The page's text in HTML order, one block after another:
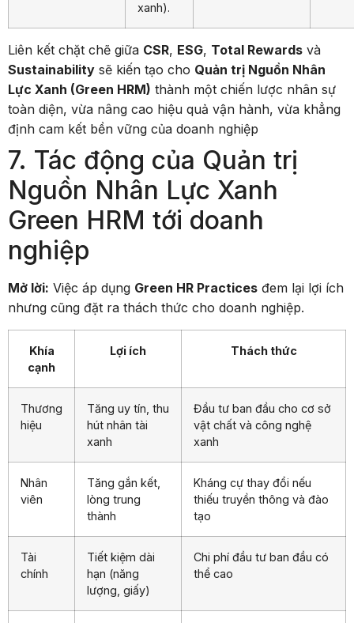
xanh).
Liên kết chặt chẽ giữa CSR, ESG, Total Rewards và
Sustainability sẽ kiến tạo cho Quản trị Nguồn Nhân
Lực Xanh (Green HRM) thành một chiến lược nhân sự
toàn diện, vừa nâng cao hiệu quả vận hành, vừa khẳng
định cam kết bền vững của doanh nghiệp
7. Tác động của Quản trị
Nguồn Nhân Lực Xanh
Green HRM tới doanh
nghiệp
Mở lời: Việc áp dụng Green HR Practices đem lại lợi ích
nhưng cũng đặt ra thách thức cho doanh nghiệp.
Khía
cạnh
Lợi ích Thách thức
Thương
hiệu
Tăng uy tín, thu
hút nhân tài
xanh
Đầu tư ban đầu cho cơ sở
vật chất và công nghệ
xanh
Nhân
viên
Tăng gắn kết,
lòng trung
thành
Kháng cự thay đổi nếu
thiếu truyền thông và đào
tạo
Tài
chính
Tiết kiệm dài
hạn (năng
lượng, giấy)
Chi phí đầu tư ban đầu có
thể cao